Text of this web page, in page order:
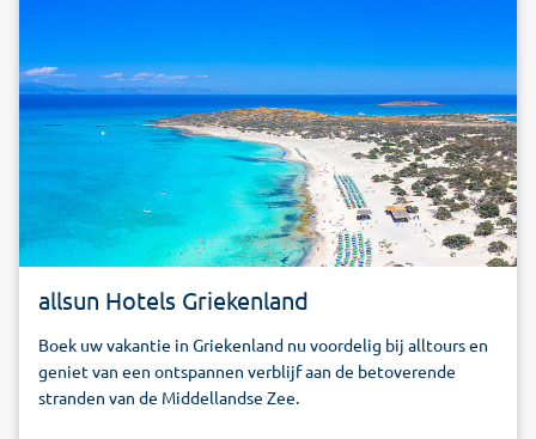
allsun Hotels Griekenland
Boek uw vakantie in Griekenland nu voordelig bij alltours en
geniet van een ontspannen verblijf aan de betoverende
stranden van de Middellandse Zee.